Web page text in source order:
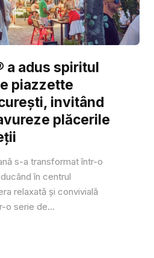
a adus spiritul
piazzette
invitând
plăcerile
s-a transformat într-o
în centrul
relaxată și convivială
o serie de...